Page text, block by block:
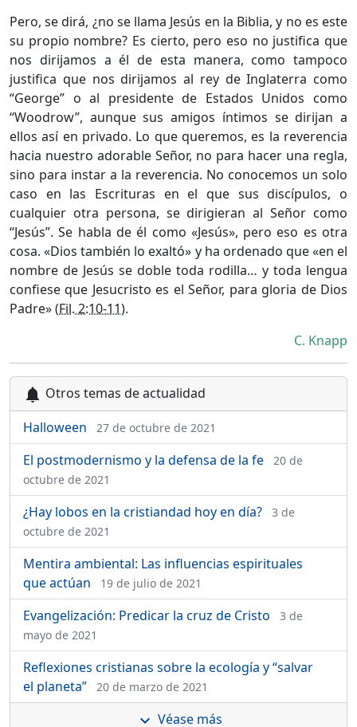
Pero, se dirá, ¿no se llama Jesús en la Biblia, y no es este
su propio nombre? Es cierto, pero eso no justifica que
nos dirijamos a él de esta manera, como tampoco
justifica que nos dirijamos al rey de Inglaterra como
“George” o al presidente de Estados Unidos como
“Woodrow”, aunque sus amigos íntimos se dirijan a
ellos así en privado. Lo que queremos, es la reverencia
hacia nuestro adorable Señor, no para hacer una regla,
sino para instar a la reverencia. No conocemos un solo
caso en las Escrituras en el que sus discípulos, o
cualquier otra persona, se dirigieran al Señor como
“Jesús”. Se habla de él como «Jesús», pero eso es otra
cosa. «Dios también lo exaltó» y ha ordenado que «en el
nombre de Jesús se doble toda rodilla… y toda lengua
confiese que Jesucristo es el Señor, para gloria de Dios
Padre» (Fil. 2:10-11).
C. Knapp
notifications Otros temas de actualidad
Halloween
27 de octubre de 2021
El postmodernismo y la defensa de la fe
20 de
octubre de 2021
¿Hay lobos en la cristiandad hoy en día?
3 de
octubre de 2021
Mentira ambiental: Las influencias espirituales
que actúan
19 de julio de 2021
Evangelización: Predicar la cruz de Cristo
3 de
mayo de 2021
Reflexiones cristianas sobre la ecología y “salvar
el planeta”
20 de marzo de 2021
expand_more Véase más